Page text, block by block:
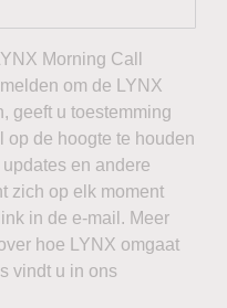
Morning Call
om de LYNX
geeft u toestemming
op de hoogte te houden
en andere
zich op elk moment
in de e-mail. Meer
hoe LYNX omgaat
vindt u in ons